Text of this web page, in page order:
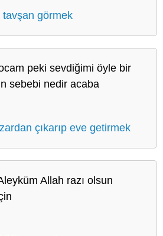
tavşan görmek
peki sevdiğimi öyle bir
sebebi nedir acaba
çıkarıp eve getirmek
Allah razı olsun